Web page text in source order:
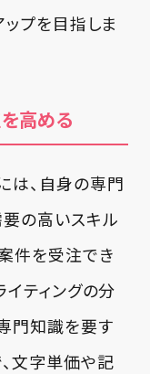
プを目指しま
高める
は、自身の専門
の高いスキル
件を受注でき
イティングの分
門知識を要す
文字単価や記